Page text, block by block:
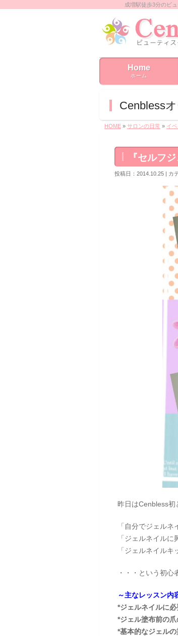
成増駅徒歩3分のビ
Home
ホーム
Cenbless
HOME » サロンの日常 » イ
『セルフ
投稿日：2014.10.25 | カ
昨日はCenbless初
「自分でジェルネ
「ジェルネイル
「ジェルネイル
・・・という初心
～主なレッスン内
*ジェルネイルに
*ジェル塗布前の爪
*基本的なジェル